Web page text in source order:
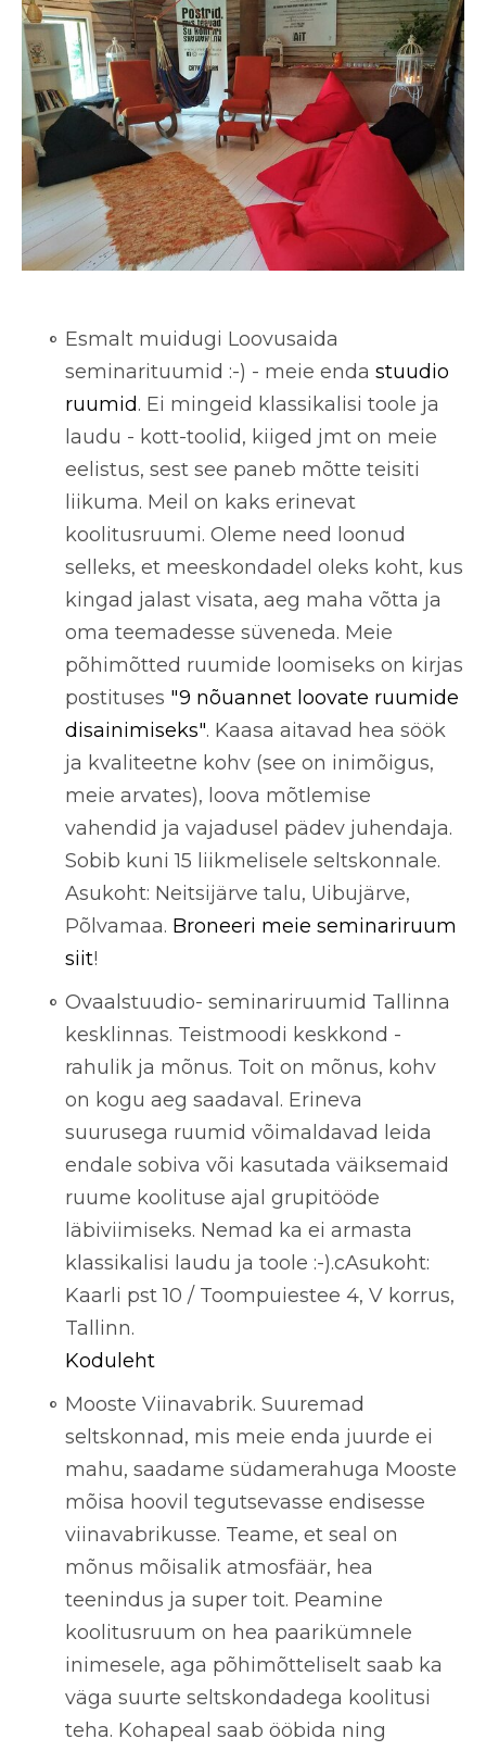
Esmalt muidugi Loovusaida
seminarituumid :-) - meie enda stuudio
ruumid. Ei mingeid klassikalisi toole ja
laudu - kott-toolid, kiiged jmt on meie
eelistus, sest see paneb mõtte teisiti
liikuma. Meil on kaks erinevat
koolitusruumi. Oleme need loonud
selleks, et meeskondadel oleks koht, kus
kingad jalast visata, aeg maha võtta ja
oma teemadesse süveneda. Meie
põhimõtted ruumide loomiseks on kirjas
postituses "9 nõuannet loovate ruumide
disainimiseks". Kaasa aitavad hea söök
ja kvaliteetne kohv (see on inimõigus,
meie arvates), loova mõtlemise
vahendid ja vajadusel pädev juhendaja.
Sobib kuni 15 liikmelisele seltskonnale.
Asukoht: Neitsijärve talu, Uibujärve,
Põlvamaa. Broneeri meie seminariruum
siit!
Ovaalstuudio- seminariruumid Tallinna
kesklinnas. Teistmoodi keskkond -
rahulik ja mõnus. Toit on mõnus, kohv
on kogu aeg saadaval. Erineva
suurusega ruumid võimaldavad leida
endale sobiva või kasutada väiksemaid
ruume koolituse ajal grupitööde
läbiviimiseks. Nemad ka ei armasta
klassikalisi laudu ja toole :-).cAsukoht:
Kaarli pst 10 / Toompuiestee 4, V korrus,
Tallinn.
Koduleht
Mooste Viinavabrik. Suuremad
seltskonnad, mis meie enda juurde ei
mahu, saadame südamerahuga Mooste
mõisa hoovil tegutsevasse endisesse
viinavabrikusse. Teame, et seal on
mõnus mõisalik atmosfäär, hea
teenindus ja super toit. Peamine
koolitusruum on hea paarikümnele
inimesele, aga põhimõtteliselt saab ka
väga suurte seltskondadega koolitusi
teha. Kohapeal saab ööbida ning